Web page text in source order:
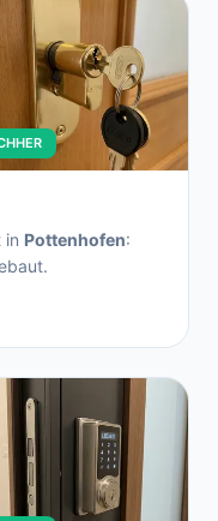
in Pottenhofen: